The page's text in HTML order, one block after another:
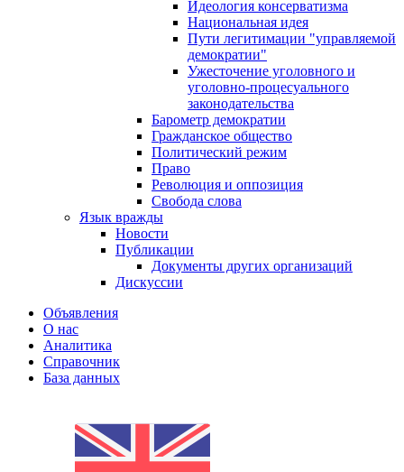
Идеология консерватизма
Национальная идея
Пути легитимации "управляемой
демократии"
Ужесточение уголовного и
уголовно-процесуального
законодательства
Барометр демократии
Гражданское общество
Политический режим
Право
Революция и оппозиция
Свобода слова
Язык вражды
Новости
Публикации
Документы других организаций
Дискуссии
Объявления
О нас
Аналитика
Справочник
База данных